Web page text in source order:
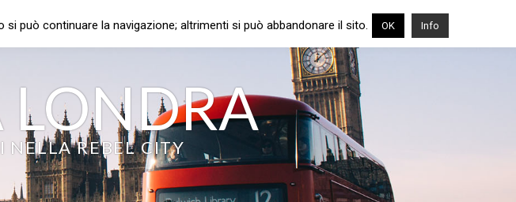
REBEL CITY
può continuare la navigazione; altrimenti si può abbandonare il sito. OK Info